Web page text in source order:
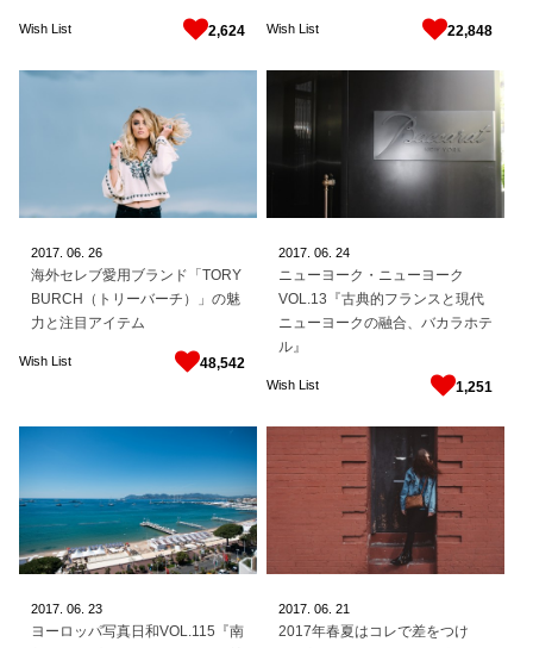
2,624
Wish List 22,848
Wish List
2017. 06. 26
海外セレブ愛用ブランド「TORY
BURCH（トリーバーチ）」の魅
力と注目アイテム
48,542
Wish List
2017. 06. 24
ニューヨーク・ニューヨーク
VOL.13『古典的フランスと現代
ニューヨークの融合、バカラホテ
ル』
1,251
Wish List
2017. 06. 23
ヨーロッパ写真日和VOL.115『南
2017. 06. 21
2017年春夏はコレで差をつけ